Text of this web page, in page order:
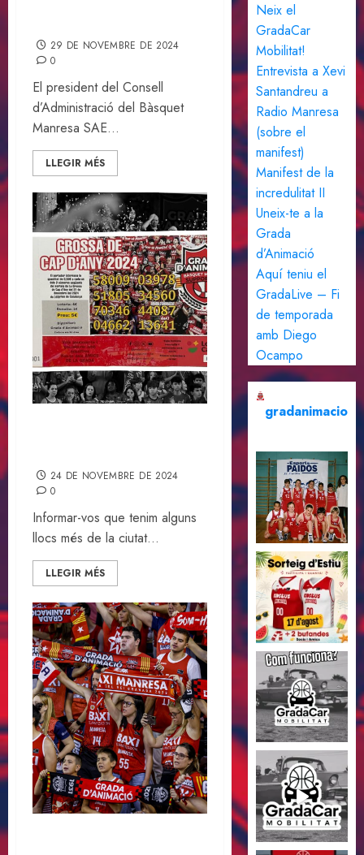
29 DE NOVEMBRE DE 2024
0
El president del Consell
d’Administració del Bàsquet
Manresa SAE...
LLEGIR MÉS
24 DE NOVEMBRE DE 2024
0
Informar-vos que tenim alguns
llocs més de la ciutat...
LLEGIR MÉS
Neix el
GradaCar
Mobilitat!
Entrevista a Xevi
Santandreu a
Radio Manresa
(sobre el
manifest)
Manifest de la
incredulitat II
Uneix-te a la
Grada
d’Animació
Aquí teniu el
GradaLive – Fi
de temporada
amb Diego
Ocampo
gradanimacio